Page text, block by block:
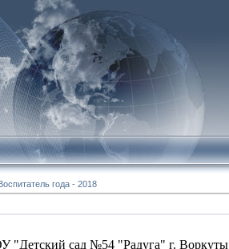
года - 2018
"Детский сад №54 "Радуга" г. Воркуты